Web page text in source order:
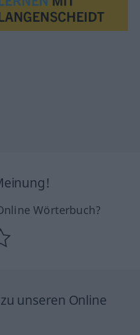
Wörterbuch?
unseren Online